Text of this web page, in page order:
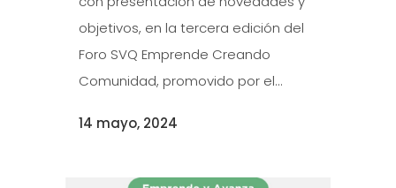
objetivos, en la tercera edición del
Foro SVQ Emprende Creando
Comunidad, promovido por el...
14 mayo, 2024